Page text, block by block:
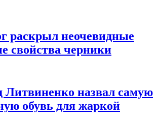
раскрыл неочевидные
свойства черники
Литвиненко назвал самую
обувь для жаркой